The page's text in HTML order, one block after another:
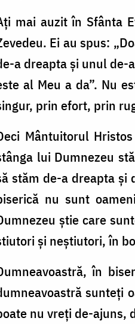
mai auzit în Sfânta
Ei au spus:
a dreapta şi unul de-
al Meu a da”. Nu
prin efort, prin
Mântuitorul
lui Dumnezeu
stăm de-a dreapta şi
nu sunt
ştie care
şi neştiutori, în
în
sunteţi
nu vreţi de-ajuns,